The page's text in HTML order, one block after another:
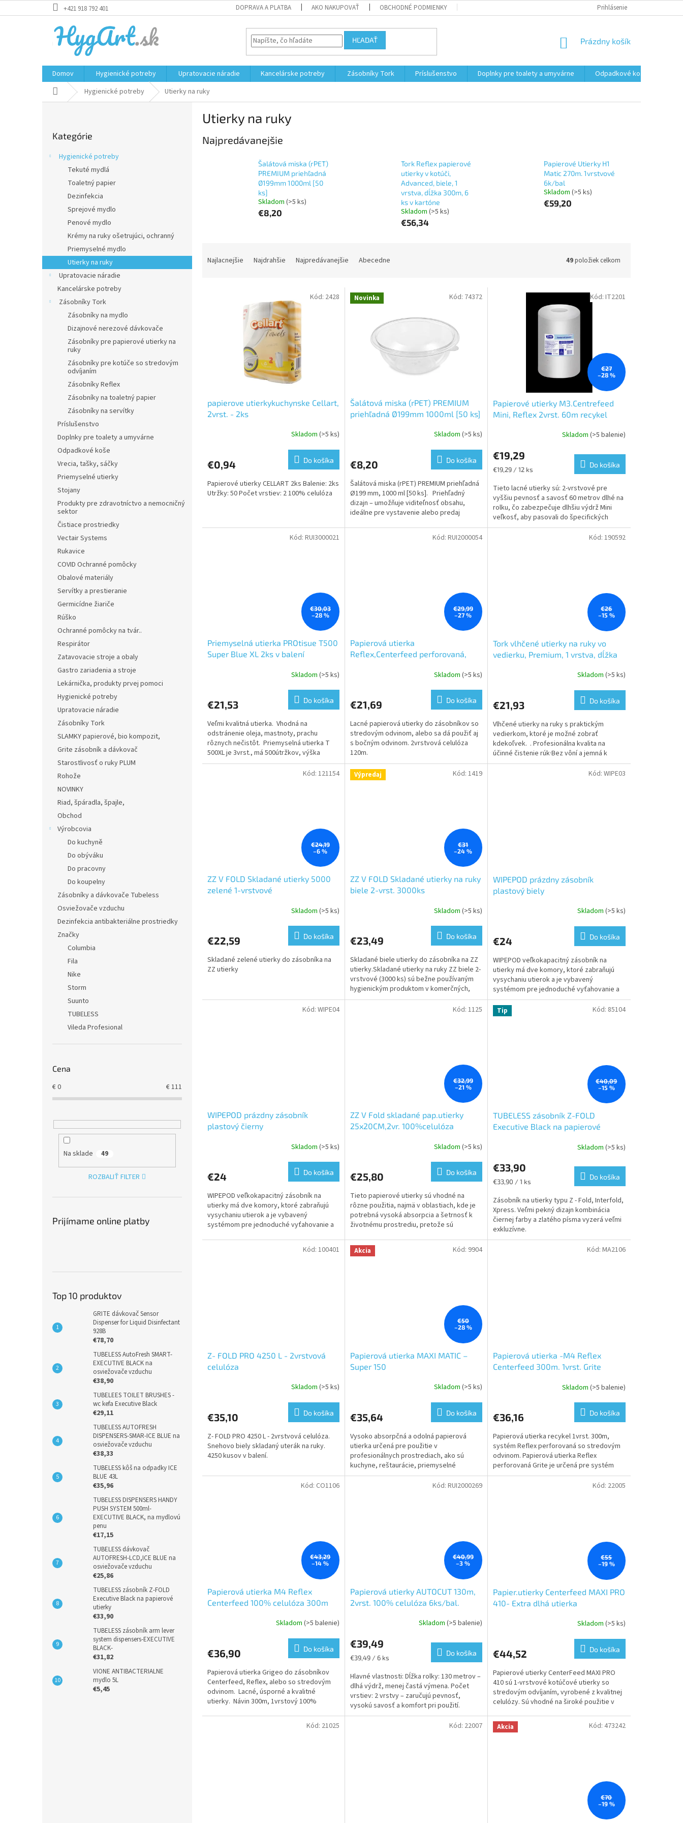
na
+421 918 792 401 DOPRAVA A PLATBA AKO NAKUPOVAŤ OBCHODNÉ PODMIENKY FORMULÁR NA
Prihlásenie
HĽADAŤ
NÁKUPNÝ
Prázdny košík
Domov Hygienické potreby Upratovacie náradie Kancelárske potreby Zásobníky Tork Príslušenstvo Doplnky pre toalety a umyvárne Odpadkové koše
Domov Hygienické potreby Utierky na ruky
kategórie
Kategórie
Hygienické potreby
Tekuté mydlá
Toaletný papier
Dezinfekcia
Sprejové mydlo
Penové mydlo
Krémy na ruky ošetrujúci, ochranný
Priemyselné mydlo
Utierky na ruky
Upratovacie náradie
Kancelárske potreby
Zásobníky Tork
Zásobníky na mydlo
Dizajnové nerezové dávkovače
Zásobníky pre papierové utierky na
ruky
Zásobníky pre kotúče so stredovým
odvíjaním
Zásobníky Reflex
Zásobníky na toaletný papier
Zásobníky na servítky
Príslušenstvo
Doplnky pre toalety a umyvárne
Odpadkové koše
Vrecia, tašky, sáčky
Priemyselné utierky
Stojany
Produkty pre zdravotníctvo a nemocničný
sektor
Čistiace prostriedky
Vectair Systems
Rukavice
COVID Ochranné pomôcky
Obalové materiály
Servítky a prestieranie
Germicídne žiariče
Rúško
Ochranné pomôcky na tvár..
Respirátor
Zatavovacie stroje a obaly
Gastro zariadenia a stroje
Lekárnička, produkty prvej pomoci
Hygienické potreby
Upratovacie náradie
Zásobníky Tork
SLAMKY papierové, bio kompozit,
Grite zásobník a dávkovač
Starostlivosť o ruky PLUM
Rohože
NOVINKY
Riad, špáradla, špajle,
Obchod
Výrobcovia
Do kuchyně
Do obýváku
Do pracovny
Do koupelny
Zásobníky a dávkovače Tubeless
Osviežovače vzduchu
Dezinfekcia antibakteriálne prostriedky
Značky
Columbia
Fila
Nike
Storm
Suunto
TUBELESS
Vileda Profesional
Cena
€0 €111
Na sklade 49
ROZBALIŤ FILTER
Prijímame online platby
Top 10 produktov
GRITE dávkovač Sensor
Dispenser for Liquid Disinfectant
928B
€78,70
TUBELESS AutoFresh SMART-
EXECUTIVE BLACK na
osviežovače vzduchu
€38,90
TUBELEES TOILET BRUSHES -
wc kefa Executive Black
€29,11
TUBELESS AUTOFRESH
DISPENSERS-SMAR-ICE BLUE na
osviežovače vzduchu
€38,33
TUBELESS kôš na odpadky ICE
BLUE 43L
€35,96
TUBELESS DISPENSERS HANDY
PUSH SYSTEM 500ml-
EXECUTIVE BLACK, na mydlovú
penu
€17,15
TUBELESS dávkovač
AUTOFRESH-LCD,ICE BLUE na
osviežovače vzduchu
€25,86
TUBELESS zásobník Z-FOLD
Executive Black na papierové
utierky
€33,90
TUBELESS zásobník arm lever
system dispensers-EXECUTIVE
BLACK-
€31,82
VIONE ANTIBACTERIALNE
mydlo 5L
€5,45
Utierky na ruky
Najpredávanejšie
Šalátová miska (rPET)
PREMIUM priehľadná
Ø199mm 1000ml [50
ks]
Skladom (>5 ks)
€8,20
Tork Reflex papierové
utierky v kotúči,
Advanced, biele, 1
vrstva, dĺžka 300m, 6
ks v kartóne
Skladom (>5 ks)
€56,34
Papierové Utierky H1
Matic 270m. 1vrstvové
6k/bal
Skladom (>5 ks)
€59,20
Najlacnejšie Najdrahšie Najpredávanejšie Abecedne 49položiek celkom
papierove utierkykuchynske Cellart,
2vrst. - 2ks
Skladom (>5 ks)
€0,94 Do košíka
Papierové utierky CELLART 2ks Balenie: 2ks
Utržky: 50 Počet vrstiev: 2 100% celulóza
Kód: 2428 Novinka
Šalátová miska (rPET) PREMIUM
priehľadná Ø199mm 1000ml [50 ks]
Skladom (>5 ks)
€8,20 Do košíka
Šalátová miska (rPET) PREMIUM priehľadná
Ø199 mm, 1000 ml [50 ks]. Priehľadný
dizajn – umožňuje viditeľnosť obsahu,
ideálne pre vystavenie alebo predaj
Kód: 74372
€27
–28 %
Papierové utierky M3.Centrefeed
Mini, Reflex 2vrst. 60m recykel
produktu
je
5,0
z
5
hviezdičiek.
Skladom (>5 balenie)
€19,29
Jednotková
€19,29 / 12 ks
Do košíka
Tieto lacné utierky sú: 2-vrstvové pre
vyššiu pevnosť a savosť 60 metrov dlhé na
rolku, čo zabezpečuje dlhšiu výdrž Mini
veľkosť, aby pasovali do špecifických
dávkovačov,...
Kód: IT2201
€30,03
–28 %
Priemyselná utierka PROtisue T500
Super Blue XL 2ks v balení
je
z
5
hviezdičiek.
Skladom (>5 ks)
€21,53 Do košíka
Veľmi kvalitná utierka. Vhodná na
odstránenie oleja, mastnoty, prachu
rôznych nečistôt. Priemyselná utierka T
500XL je 3vrst., má 500útržkov, výška
kotúča 38cm,...
Kód: RUI3000021
€29,99
–27 %
Papierová utierka
Reflex,Centerfeed perforovaná,
je
z
5
hviezdičiek.
Skladom (>5 ks)
€21,69 Do košíka
Lacné papierová utierky do zásobníkov so
stredovým odvinom, alebo sa dá použiť aj
s bočným odvinom. 2vrstvová celulóza
120m.
Kód: RUI2000054
€26
–15 %
Tork vlhčené utierky na ruky vo
vedierku, Premium, 1 vrstva, dĺžka
Skladom (>5 ks)
€21,93 Do košíka
Vlhčené utierky na ruky s praktickým
vedierkom, ktoré je možné zobrať
kdekoľvek. . Profesionálna kvalita na
účinné čistenie rúk·Bez vôní a jemná k
pokožke
Kód: 190592
€24,19
–6 %
ZZ V FOLD Skladané utierky 5000
zelené 1-vrstvové
je
z
5
Skladom (>5 ks)
€22,59 Do košíka
Skladané zelené utierky do zásobníka na
ZZ utierky
Kód: 121154 Výpredaj
€31
–24 %
ZZ V FOLD Skladané utierky na ruky
biele 2-vrst. 3000ks
je
z
5
hviezdičiek.
Skladom (>5 ks)
€23,49 Do košíka
Skladané biele utierky do zásobníka na ZZ
utierky.Skladané utierky na ruky ZZ biele 2-
vrstvové (3000 ks) sú bežne používaným
hygienickým produktom v komerčných,
priemyselných...
Kód: 1419
WIPEPOD prázdny zásobník
plastový biely
Skladom (>5 ks)
€24 Do košíka
WIPEPOD veľkokapacitný zásobník na
utierky má dve komory, ktoré zabraňujú
vysychaniu utierok a je vybavený
systémom pre jednoduché vyťahovanie a
odtrhávanie utierok.
Kód: WIPE03
WIPEPOD prázdny zásobník
plastový čierny
Skladom (>5 ks)
€24 Do košíka
WIPEPOD veľkokapacitný zásobník na
utierky má dve komory, ktoré zabraňujú
vysychaniu utierok a je vybavený
systémom pre jednoduché vyťahovanie a
Kód: WIPE04
€32,99
–21 %
ZZ V Fold skladané pap.utierky
25x20CM,2vr. 100%celulóza
je
z
5
hviezdičiek.
Skladom (>5 ks)
€25,80 Do košíka
Tieto papierové utierky sú vhodné na
rôzne použitia, najmä v oblastiach, kde je
potrebná vysoká absorpcia a šetrnosť k
životnému prostrediu, pretože sú
Kód: 1125 Tip
€40,09
–15 %
TUBELESS zásobník Z-FOLD
Executive Black na papierové
produktu
je
5,0
z
5
hviezdičiek.
Skladom (>5 ks)
€33,90
Jednotková
€33,90 / 1 ks
Do košíka
Zásobník na utierky typu Z - Fold, Interfold,
Xpress. Veľmi pekný dizajn kombinácia
čiernej farby a zlatého písma vyzerá veľmi
exkluzívne.
Kód: 85104
Z- FOLD PRO 4250 L - 2vrstvová
celulóza
je
z
5
hviezdičiek.
Skladom (>5 ks)
€35,10 Do košíka
Z- FOLD PRO 4250 L - 2vrstvová celulóza.
Snehovo biely skladaný uterák na ruky.
4250 kusov v balení.
Kód: 100401 Akcia
€50
–28 %
Papierová utierka MAXI MATIC –
Super 150
je
z
5
hviezdičiek.
Skladom (>5 ks)
€35,64 Do košíka
Vysoko absorpčná a odolná papierová
utierka určená pre použitie v
profesionálnych prostrediach, ako sú
kuchyne, reštaurácie, priemyselné
prevádzky alebo verejné toalety. Tento...
Kód: 9904
Papierová utierka -M4 Reflex
Centerfeed 300m. 1vrst. Grite
je
z
5
hviezdičiek.
Skladom (>5 balenie)
€36,16 Do košíka
Papierová utierka recykel 1vrst. 300m,
systém Reflex perforovaná so stredovým
odvinom. Papierová utierka Reflex
perforovaná Grite je určená pre systém
Reflex, ktorý sa využíva...
Kód: MA2106
€43,29
–14 %
Papierová utierka M4 Reflex
Centerfeed 100% celulóza 300m
je
z
5
hviezdičiek.
Skladom (>5 balenie)
€36,90 Do košíka
Papierová utierka Grigeo do zásobníkov
Centerfeed, Reflex, alebo so stredovým
odvinom. Lacné, úsporné a kvalitné
utierky. Návin 300m, 1vrstový 100%
Kód: CO1106
€40,99
–3 %
Papierová utierky AUTOCUT 130m,
2vrst. 100% celulóza 6ks/bal.
produktu
je
5,0
z
5
hviezdičiek.
Skladom (>5 balenie)
€39,49
Jednotková
€39,49 / 6 ks
Do košíka
Hlavné vlastnosti: Dĺžka rolky: 130 metrov –
dlhá výdrž, menej častá výmena. Počet
vrstiev: 2 vrstvy – zaručujú pevnosť,
vysokú savosť a komfort pri použití.
Materiál: 100%...
Kód: RUI2000269
€55
–19 %
Papier.utierky Centerfeed MAXI PRO
410- Extra dlhá utierka
je
z
5
hviezdičiek.
Skladom (>5 ks)
€44,52 Do košíka
Papierové utierky CenterFeed MAXI PRO
410 sú 1-vrstvové kotúčové utierky so
stredovým odvíjaním, vyrobené z kvalitnej
celulózy. Sú vhodné na široké použitie v
Kód: 22005
Kód: 21025 Kód: 22007 Akcia
€70
–19 %
Kód: 473242